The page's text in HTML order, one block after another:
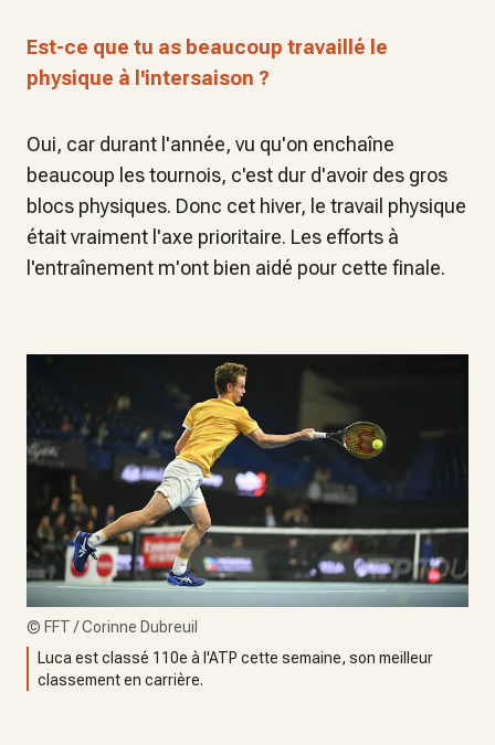
Est-ce que tu as beaucoup travaillé le
physique à l'intersaison ?
Oui, car durant l'année, vu qu'on enchaîne
beaucoup les tournois, c'est dur d'avoir des gros
blocs physiques. Donc cet hiver, le travail physique
était vraiment l'axe prioritaire. Les efforts à
l'entraînement m'ont bien aidé pour cette finale.
© FFT / Corinne Dubreuil
Luca est classé 110e à l'ATP cette semaine, son meilleur
classement en carrière.